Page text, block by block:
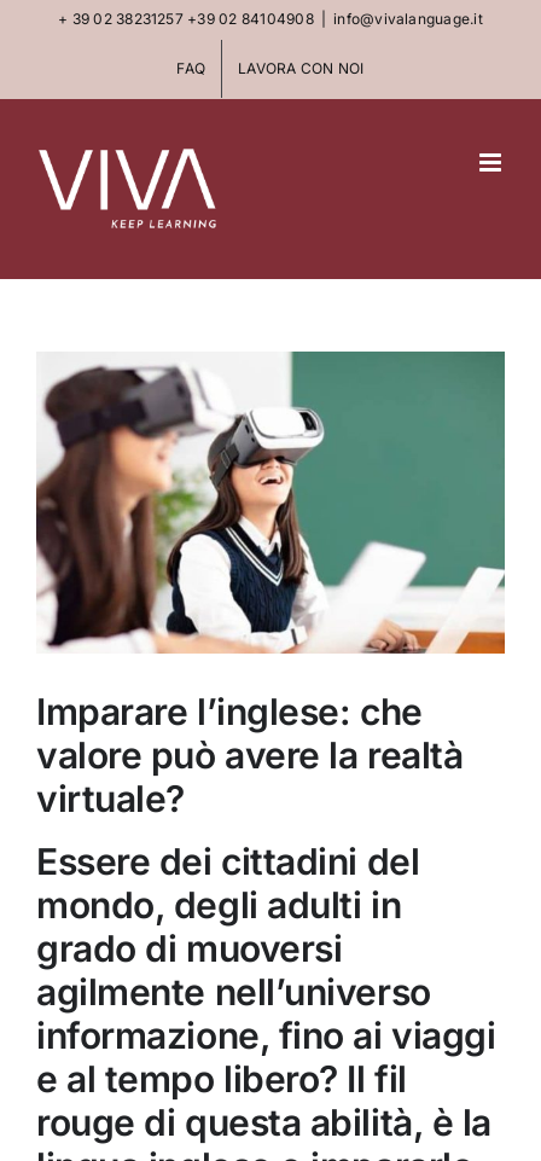
+ 39 02 38231257 +39 02 84104908 info@vivalanguage.it
FAQ LAVORA CON NOI
View
Larger
Image
Imparare l’inglese: che
valore può avere la realtà
virtuale?
Essere dei cittadini del
mondo, degli adulti in
grado di muoversi
agilmente nell’universo
informazione, fino ai viaggi
e al tempo libero? Il fil
rouge di questa abilità, è la